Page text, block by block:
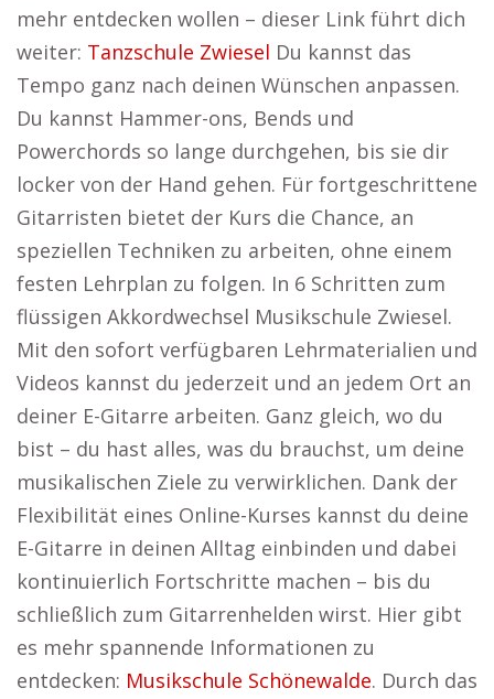
mehr entdecken wollen – dieser Link führt dich
weiter: Tanzschule Zwiesel Du kannst das
Tempo ganz nach deinen Wünschen anpassen.
Du kannst Hammer-ons, Bends und
Powerchords so lange durchgehen, bis sie dir
locker von der Hand gehen. Für fortgeschrittene
Gitarristen bietet der Kurs die Chance, an
speziellen Techniken zu arbeiten, ohne einem
festen Lehrplan zu folgen. In 6 Schritten zum
flüssigen Akkordwechsel Musikschule Zwiesel.
Mit den sofort verfügbaren Lehrmaterialien und
Videos kannst du jederzeit und an jedem Ort an
deiner E-Gitarre arbeiten. Ganz gleich, wo du
bist – du hast alles, was du brauchst, um deine
musikalischen Ziele zu verwirklichen. Dank der
Flexibilität eines Online-Kurses kannst du deine
E-Gitarre in deinen Alltag einbinden und dabei
kontinuierlich Fortschritte machen – bis du
schließlich zum Gitarrenhelden wirst. Hier gibt
es mehr spannende Informationen zu
entdecken: Musikschule Schönewalde. Durch das